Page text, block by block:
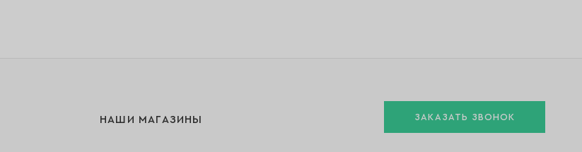
НАШИ МАГАЗИНЫ ЗАКАЗАТЬ ЗВОНОК